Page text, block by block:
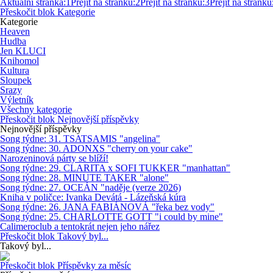
Aktuální stránka:1Přejít na stránku:2Přejít na stránku:3Přejít na stránku:
Přeskočit blok Kategorie
Kategorie
Heaven
Hudba
Jen KLUCI
Knihomol
Kultura
Sloupek
Srazy
Výletník
Všechny kategorie
Přeskočit blok Nejnovější příspěvky
Nejnovější příspěvky
Song týdne: 31. TSATSAMIS "angelina"
Song týdne: 30. ADONXS "cherry on your cake"
Narozeninová párty se blíží!
Song týdne: 29. CLARITA x SOFI TUKKER "manhattan"
Song týdne: 28. MINUTE TAKER "alone"
Song týdne: 27. OCEÁN "naděje (verze 2026)
Kniha v poličce: Ivanka Devátá - Lázeňská kúra
Song týdne: 26. JANA FABIÁNOVÁ "řeka bez vody"
Song týdne: 25. CHARLOTTE GOTT "i could by mine"
Calimeroclub a tentokrát nejen jeho nářez
Přeskočit blok Takový byl...
Takový byl...
Přeskočit blok Příspěvky za měsíc